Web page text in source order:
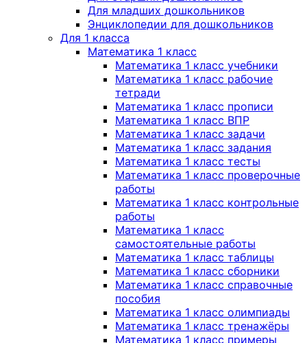
Для младших дошкольников
Энциклопедии для дошкольников
Для 1 класса
Математика 1 класс
Математика 1 класс учебники
Математика 1 класс рабочие
тетради
Математика 1 класс прописи
Математика 1 класс ВПР
Математика 1 класс задачи
Математика 1 класс задания
Математика 1 класс тесты
Математика 1 класс проверочные
работы
Математика 1 класс контрольные
работы
Математика 1 класс
самостоятельные работы
Математика 1 класс таблицы
Математика 1 класс сборники
Математика 1 класс справочные
пособия
Математика 1 класс олимпиады
Математика 1 класс тренажёры
Математика 1 класс примеры